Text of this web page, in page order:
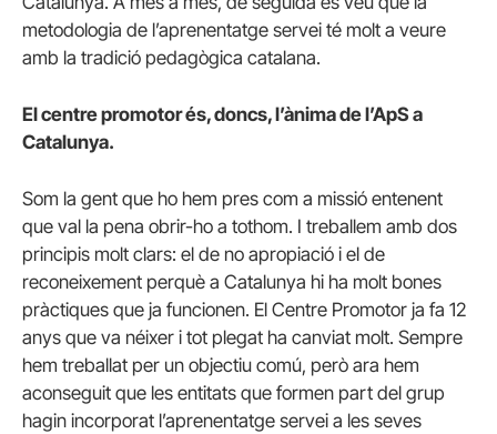
metodologia de l’aprenentatge servei té molt a veure
amb la tradició pedagògica catalana.
El centre promotor és, doncs, l’ànima de l’ApS a
Catalunya.
Som la gent que ho hem pres com a missió entenent
que val la pena obrir-ho a tothom. I treballem amb dos
principis molt clars: el de no apropiació i el de
reconeixement perquè a Catalunya hi ha molt bones
pràctiques que ja funcionen. El Centre Promotor ja fa 12
anys que va néixer i tot plegat ha canviat molt. Sempre
hem treballat per un objectiu comú, però ara hem
aconseguit que les entitats que formen part del grup
hagin incorporat l’aprenentatge servei a les seves